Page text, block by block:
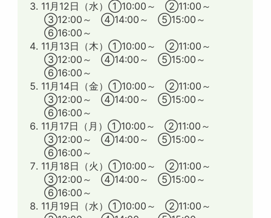
11月12日（水）①10:00～ ②11:00～
③12:00～ ④14:00～ ⑤15:00～
⑥16:00～
11月13日（木）①10:00～ ②11:00～
③12:00～ ④14:00～ ⑤15:00～
⑥16:00～
11月14日（金）①10:00～ ②11:00～
③12:00～ ④14:00～ ⑤15:00～
⑥16:00～
11月17日（月）①10:00～ ②11:00～
③12:00～ ④14:00～ ⑤15:00～
⑥16:00～
11月18日（火）①10:00～ ②11:00～
③12:00～ ④14:00～ ⑤15:00～
⑥16:00～
11月19日（水）①10:00～ ②11:00～